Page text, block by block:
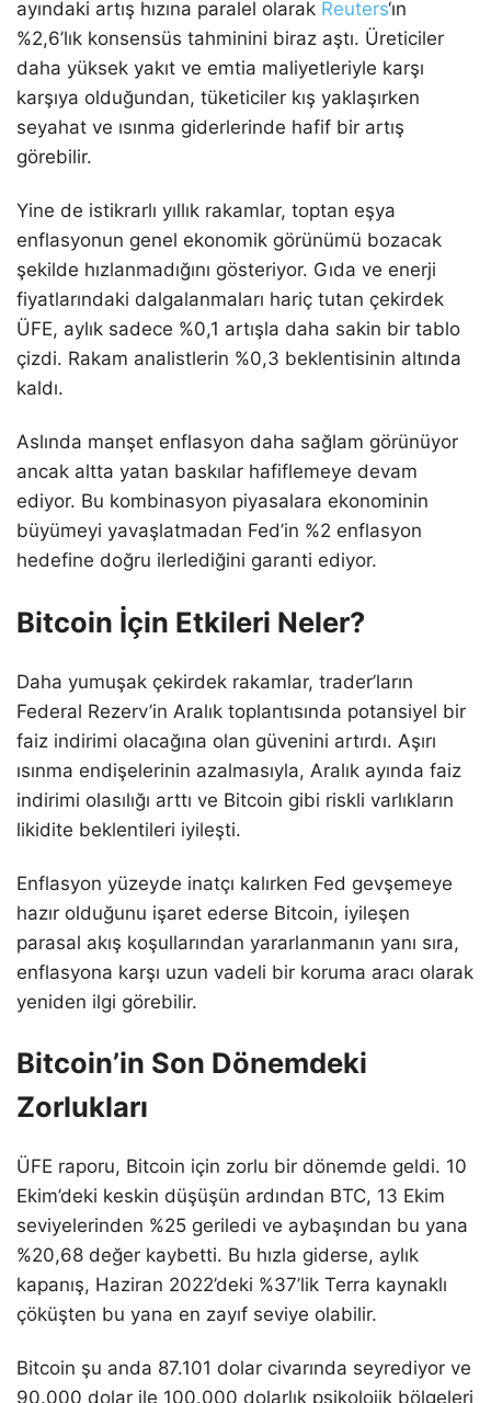
ayındaki artış hızına paralel olarak Reuters‘ın
%2,6’lık konsensüs tahminini biraz aştı. Üreticiler
daha yüksek yakıt ve emtia maliyetleriyle karşı
karşıya olduğundan, tüketiciler kış yaklaşırken
seyahat ve ısınma giderlerinde hafif bir artış
görebilir.
Yine de istikrarlı yıllık rakamlar, toptan eşya
enflasyonun genel ekonomik görünümü bozacak
şekilde hızlanmadığını gösteriyor. Gıda ve enerji
fiyatlarındaki dalgalanmaları hariç tutan çekirdek
ÜFE, aylık sadece %0,1 artışla daha sakin bir tablo
çizdi. Rakam analistlerin %0,3 beklentisinin altında
kaldı.
Aslında manşet enflasyon daha sağlam görünüyor
ancak altta yatan baskılar hafiflemeye devam
ediyor. Bu kombinasyon piyasalara ekonominin
büyümeyi yavaşlatmadan Fed’in %2 enflasyon
hedefine doğru ilerlediğini garanti ediyor.
Bitcoin İçin Etkileri Neler?
Daha yumuşak çekirdek rakamlar, trader’ların
Federal Rezerv’in Aralık toplantısında potansiyel bir
faiz indirimi olacağına olan güvenini artırdı. Aşırı
ısınma endişelerinin azalmasıyla, Aralık ayında faiz
indirimi olasılığı arttı ve Bitcoin gibi riskli varlıkların
likidite beklentileri iyileşti.
Enflasyon yüzeyde inatçı kalırken Fed gevşemeye
hazır olduğunu işaret ederse Bitcoin, iyileşen
parasal akış koşullarından yararlanmanın yanı sıra,
enflasyona karşı uzun vadeli bir koruma aracı olarak
yeniden ilgi görebilir.
Bitcoin’in Son Dönemdeki
Zorlukları
ÜFE raporu, Bitcoin için zorlu bir dönemde geldi. 10
Ekim’deki keskin düşüşün ardından BTC, 13 Ekim
seviyelerinden %25 geriledi ve aybaşından bu yana
%20,68 değer kaybetti. Bu hızla giderse, aylık
kapanış, Haziran 2022’deki %37’lik Terra kaynaklı
çöküşten bu yana en zayıf seviye olabilir.
Bitcoin şu anda 87.101 dolar civarında seyrediyor ve
90.000 dolar ile 100.000 dolarlık psikolojik bölgeleri